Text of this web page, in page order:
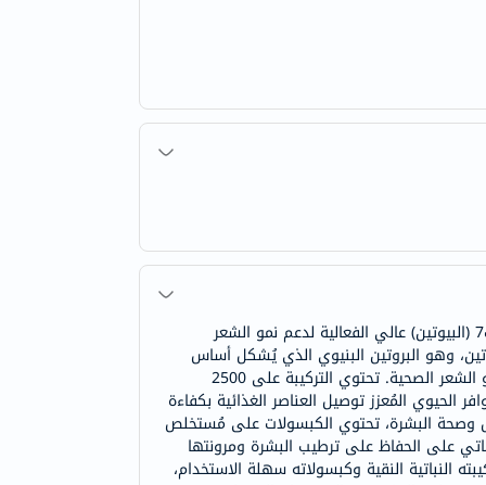
كبسولات زيرو هارم بيوتين 2500 ميكروجرام هي مكمل غذائي نباتي للشعر والبشرة والأظافر، مُصمم بتركيبة غنية بفيتامين ب7 (البيوتين) عالي الفعالية لدعم نمو الشعر
وهو البروتين البنيوي الذي يُشكل أساس
الشعر والبشرة والأظافر. تُساعد المستويات الكافية من البيوتين على تقوية خصلات الشعر، والحد من التقصف، ودعم دورات نمو الشعر الصحية. تحتوي التركيبة على 2500
الحيوي المُعزز توصيل العناصر الغذائية بكفاءة
وصحة البشرة، تحتوي الكبسولات على مُستخلص
المفيدة، بما في ذلك أوميغا 7. يساعد هذا المستخلص النباتي على الحفاظ على ترطيب البشرة ومرونتها
النقية وكبسولاته سهلة الاستخدام،